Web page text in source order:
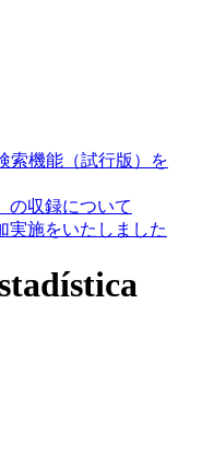
索機能（試行版）を
の収録について
実施をいたしました